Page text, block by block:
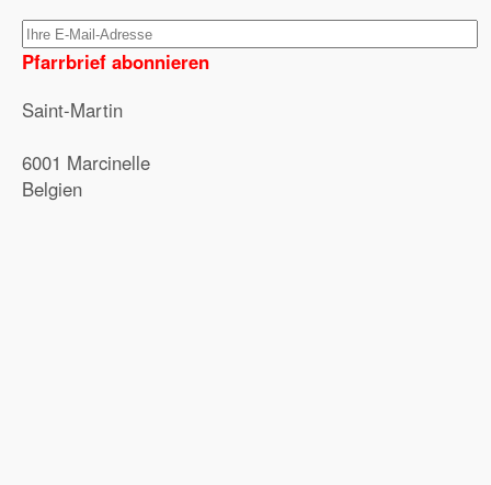
Pfarrbrief abonnieren
Saint-Martin
6001 Marcinelle
Belgien